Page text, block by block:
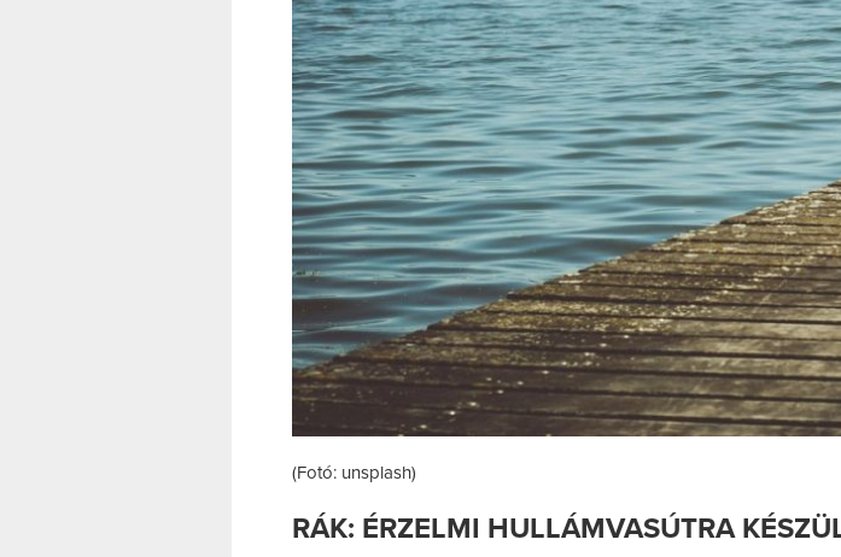
(Fotó: unsplash)
RÁK: ÉRZELMI HULLÁMVASÚTRA